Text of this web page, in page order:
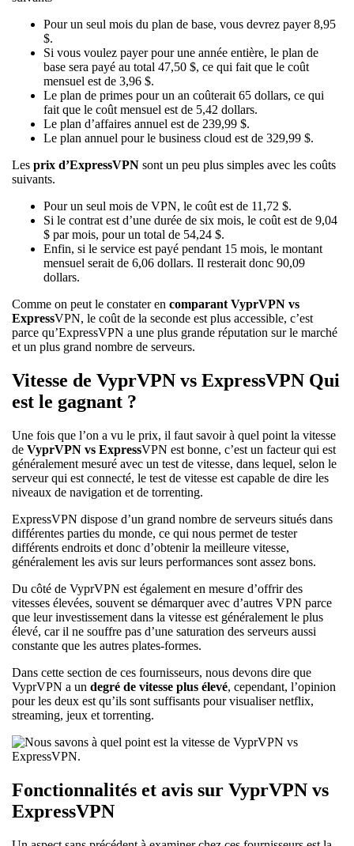
Pour un seul mois du plan de base, vous devrez payer 8,95
$.
Si vous voulez payer pour une année entière, le plan de
base sera payé au total 47,50 $, ce qui fait que le coût
mensuel est de 3,96 $.
Le plan de primes pour un an coûterait 65 dollars, ce qui
fait que le coût mensuel est de 5,42 dollars.
Le plan d’affaires annuel est de 239,99 $.
Le plan annuel pour le business cloud est de 329,99 $.
Les prix d’ExpressVPN sont un peu plus simples avec les coûts
suivants.
Pour un seul mois de VPN, le coût est de 11,72 $.
Si le contrat est d’une durée de six mois, le coût est de 9,04
$ par mois, pour un total de 54,24 $.
Enfin, si le service est payé pendant 15 mois, le montant
mensuel serait de 6,06 dollars. Il resterait donc 90,09
dollars.
Comme on peut le constater en comparant VyprVPN vs
ExpressVPN, le coût de la seconde est plus accessible, c’est
parce qu’ExpressVPN a une plus grande réputation sur le marché
et un plus grand nombre de serveurs.
Vitesse de VyprVPN vs ExpressVPN Qui
est le gagnant ?
Une fois que l’on a vu le prix, il faut savoir à quel point la vitesse
de VyprVPN vs ExpressVPN est bonne, c’est un facteur qui est
généralement mesuré avec un test de vitesse, dans lequel, selon le
serveur qui est connecté, le test de vitesse est capable de dire les
niveaux de navigation et de torrenting.
ExpressVPN dispose d’un grand nombre de serveurs situés dans
différentes parties du monde, ce qui nous permet de tester
différents endroits et donc d’obtenir la meilleure vitesse,
généralement les avis sur leurs performances sont assez bons.
Du côté de VyprVPN est également en mesure d’offrir des
vitesses élevées, souvent se démarquer avec d’autres VPN parce
que leur investissement dans la vitesse est généralement le plus
élevé, car il ne souffre pas d’une saturation des serveurs aussi
constante que les autres plates-formes.
Dans cette section de ces fournisseurs, nous devons dire que
VyprVPN a un degré de vitesse plus élevé, cependant, l’opinion
pour les deux est qu’ils sont suffisants pour visualiser netflix,
streaming, jeux et torrenting.
Fonctionnalités et avis sur VyprVPN vs
ExpressVPN